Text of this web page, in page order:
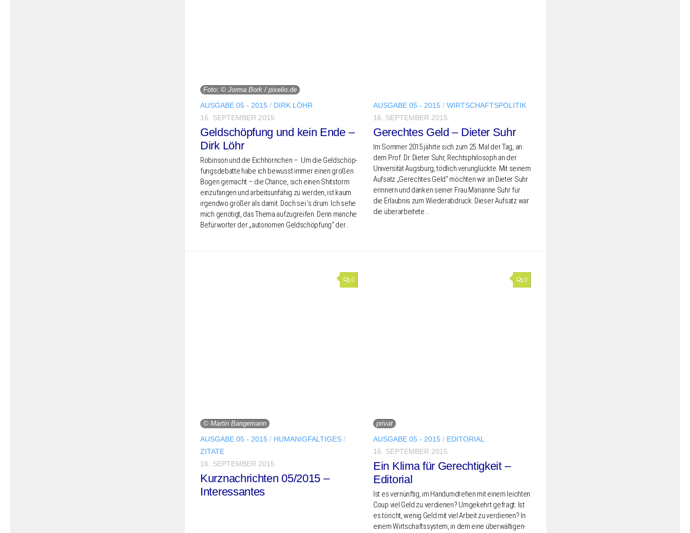
Foto: © Jorma Bork / pixelio.de
AUSGABE 05 - 2015 / DIRK LÖHR
16. SEPTEMBER 2015
Geldschöpfung und kein Ende –
Dirk Löhr
Robin­son und die Eich­hörn­chen – Um die Geld­schöp­
fungs­de­bat­te habe ich bewusst immer einen großen
Bogen gemacht – die Chance, sich einen Shit­s­torm
einzu­fan­gen und arbeits­un­fä­hig zu werden, ist kaum
irgend­wo größer als damit. Doch sei ’s drum. Ich sehe
mich genö­tigt, das Thema aufzu­grei­fen. Denn manche
Befür­wor­ter der „auto­no­men Geld­schöp­fung“ der…
AUSGABE 05 - 2015 / WIRTSCHAFTSPOLITIK
16. SEPTEMBER 2015
Gerechtes Geld – Dieter Suhr
Im Sommer 2015 jährte sich zum 25. Mal der Tag, an
dem Prof. Dr. Dieter Suhr, Rechts­phi­lo­soph an der
Univer­si­tät Augs­burg, tödlich verun­glück­te. Mit seinem
Aufsatz „Gerech­tes Geld“ möch­ten wir an Dieter Suhr
erin­nern und danken seiner Frau Mari­an­ne Suhr für
die Erlaub­nis zum Wieder­ab­druck. Dieser Aufsatz war
die überarbeitete…
© Martin Bangemann
0
AUSGABE 05 - 2015 / HUMANIGFALTIGES /
ZITATE
16. SEPTEMBER 2015
Kurznachrichten 05/2015 –
Interessantes
privat
0
AUSGABE 05 - 2015 / EDITORIAL
16. SEPTEMBER 2015
Ein Klima für Gerechtigkeit –
Editorial
Ist es vernünf­tig, im Hand­um­dre­hen mit einem leich­ten
Coup viel Geld zu verdie­nen? Umge­kehrt gefragt: Ist
es töricht, wenig Geld mit viel Arbeit zu verdie­nen? In
einem Wirt­schafts­sys­tem, in dem eine über­wäl­ti­gen­